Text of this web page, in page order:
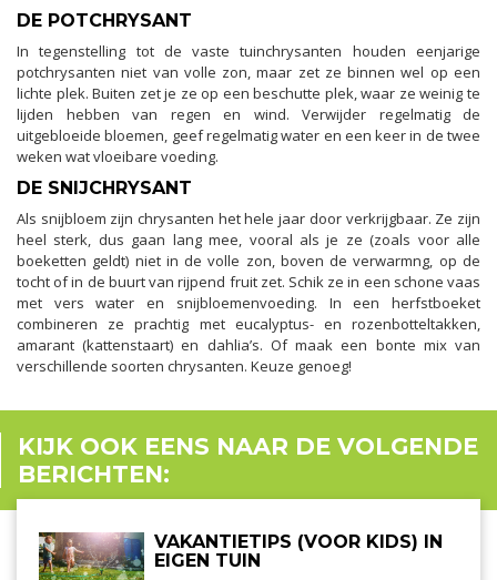
DE POTCHRYSANT
In tegenstelling tot de vaste tuinchrysanten houden eenjarige
potchrysanten niet van volle zon, maar zet ze binnen wel op een
lichte plek. Buiten zet je ze op een beschutte plek, waar ze weinig te
lijden hebben van regen en wind. Verwijder regelmatig de
uitgebloeide bloemen, geef regelmatig water en een keer in de twee
weken wat vloeibare voeding.
DE SNIJCHRYSANT
Als snijbloem zijn chrysanten het hele jaar door verkrijgbaar. Ze zijn
heel sterk, dus gaan lang mee, vooral als je ze (zoals voor alle
boeketten geldt) niet in de volle zon, boven de verwarmng, op de
tocht of in de buurt van rijpend fruit zet. Schik ze in een schone vaas
met vers water en snijbloemenvoeding. In een herfstboeket
combineren ze prachtig met eucalyptus- en rozenbotteltakken,
amarant (kattenstaart) en dahlia’s. Of maak een bonte mix van
verschillende soorten chrysanten. Keuze genoeg!
KIJK OOK EENS NAAR DE VOLGENDE
BERICHTEN:
VAKANTIETIPS (VOOR KIDS) IN
EIGEN TUIN